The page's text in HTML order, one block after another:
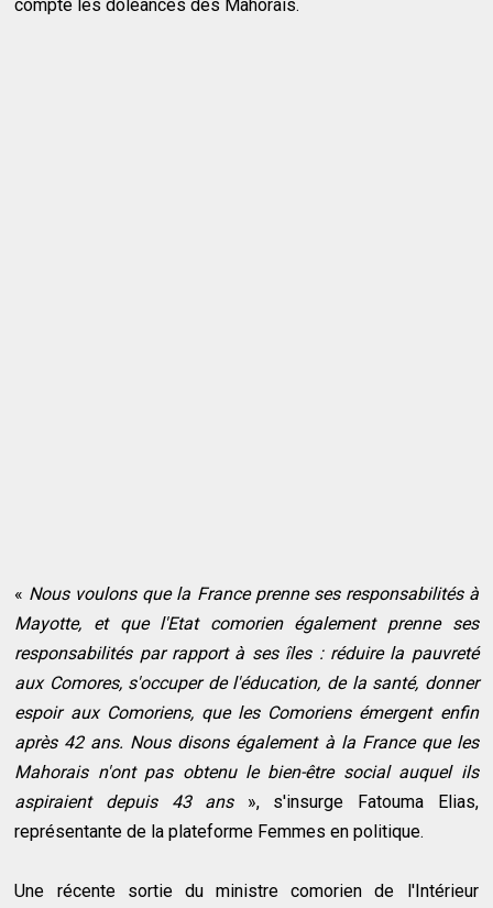
compte les doléances des Mahorais.
« Nous voulons que la France prenne ses responsabilités à
Mayotte, et que l'Etat comorien également prenne ses
responsabilités par rapport à ses îles : réduire la pauvreté
aux Comores, s'occuper de l'éducation, de la santé, donner
espoir aux Comoriens, que les Comoriens émergent enfin
après 42 ans. Nous disons également à la France que les
Mahorais n'ont pas obtenu le bien-être social auquel ils
aspiraient depuis 43 ans», s'insurge Fatouma Elias,
représentante de la plateforme Femmes en politique.
Une récente sortie du ministre comorien de l'Intérieur